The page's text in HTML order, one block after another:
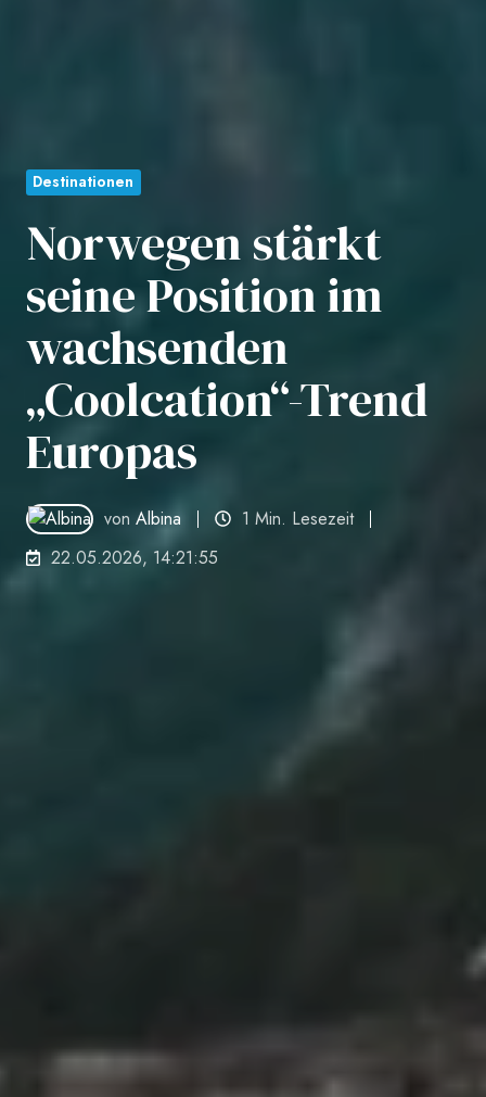
Destinationen
Norwegen stärkt
seine Position im
wachsenden
„Coolcation“-Trend
Europas
vonAlbina
1 Min. Lesezeit
22.05.2026, 14:21:55